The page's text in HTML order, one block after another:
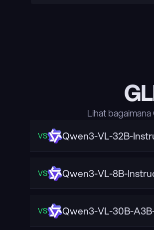
Lihat
VS Qwen3-VL-32B-
VS Qwen3-VL-8B-
VS Qwen3-VL-30B-